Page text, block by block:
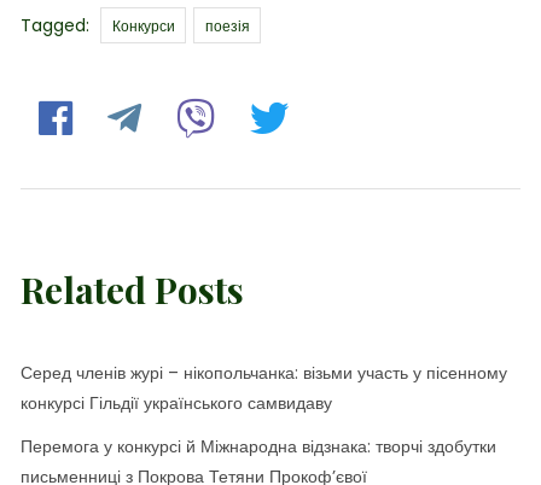
Tagged: Tags
Конкурси поезія
Related Posts
Серед членів журі – нікопольчанка: візьми участь у пісенному
конкурсі Гільдії українського самвидаву
Перемога у конкурсі й Міжнародна відзнака: творчі здобутки
письменниці з Покрова Тетяни Прокоф’євої